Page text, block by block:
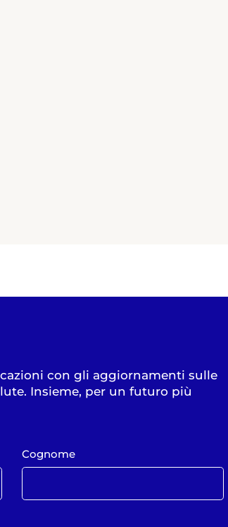
con gli aggiornamenti sulle
Insieme, per un futuro più
Cognome